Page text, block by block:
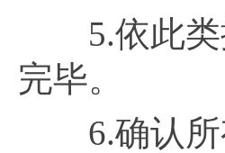
5.依此类
完毕。
6.确认所